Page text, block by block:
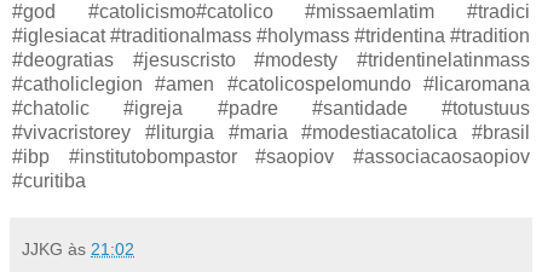
#god #catolicismo#catolico #missaemlatim #tradici
#iglesiacat #traditionalmass #holymass #tridentina #tradition
#deogratias #jesuscristo #modesty #tridentinelatinmass
#catholiclegion #amen #catolicospelomundo #licaromana
#chatolic #igreja #padre #santidade #totustuus
#vivacristorey #liturgia #maria #modestiacatolica #brasil
#ibp #institutobompastor #saopiov #associacaosaopiov
#curitiba
JJKG às 21:02